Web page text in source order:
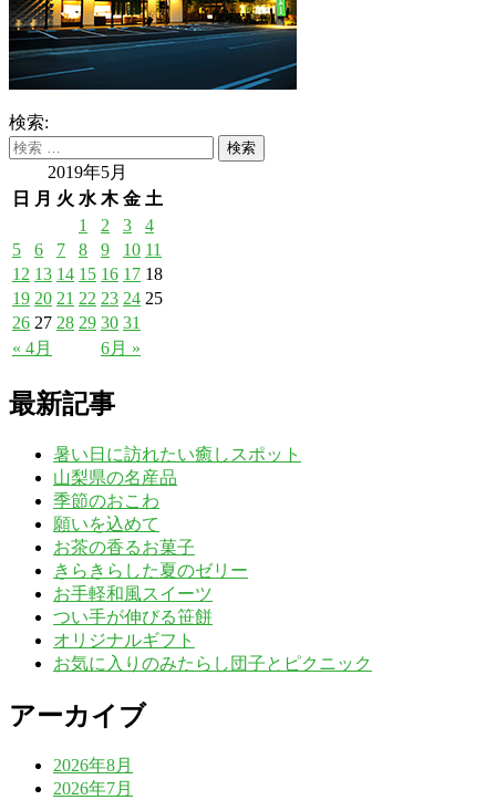
検索:
2019年5月
日
月 火 水 木 金 土
« 4月 6月 »
1 2 3
4
5
6 7 8 9 10 11
12 13 14 15 16 17 18
19 20 21 22 23 24 25
26 27 28 29 30 31
最新記事
暑い日に訪れたい癒しスポット
山梨県の名産品
季節のおこわ
願いを込めて
お茶の香るお菓子
きらきらした夏のゼリー
お手軽和風スイーツ
つい手が伸びる笹餅
オリジナルギフト
お気に入りのみたらし団子とピクニック
アーカイブ
2026年8月
2026年7月